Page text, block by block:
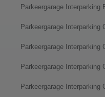
Parkeergarage Interparking
Parkeergarage Interparking
Parkeergarage Interparking
Parkeergarage Interparking
Parkeergarage Interparking